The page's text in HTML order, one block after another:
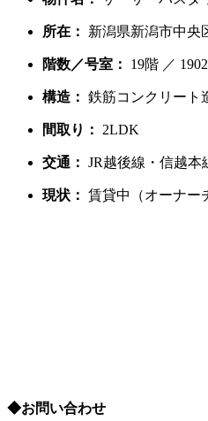
所在： 新潟県新潟市中央
階数／号室： 19階 ／
構造： 鉄筋コンクリート
間取り： 2LDK
交通： JR越後線・信越本
現状： 賃貸中（オーナー
◆お問い合わせ